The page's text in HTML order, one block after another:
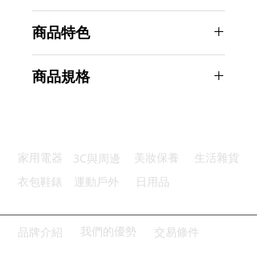
商品特色
免釘免鑽：一秒安裝無損牆面
商品規格
主要材質：ABS
商品尺寸：10.5*7*6.5cm
產地名稱：中國大陸
代理商：亞桓有限公司
家用電器 3C與周邊 美妝保養
生活雜貨
衣包鞋錶
運動戶外 日用品
品牌介紹 我們的優勢 交易條件